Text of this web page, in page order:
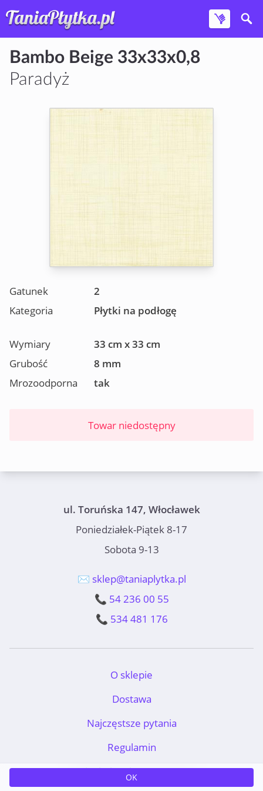
Bambo Beige 33x33x0,8
Paradyż
Gatunek
2
Kategoria
Płytki na podłogę
Wymiary
33 cm x 33 cm
Grubość
8 mm
Mrozoodporna
tak
Towar niedostępny
ul. Toruńska 147, Włocławek
Poniedziałek-Piątek 8-17
Sobota 9-13
✉️ sklep@taniaplytka.pl
📞 54 236 00 55
📞 534 481 176
O sklepie
Dostawa
Najczęstsze pytania
Regulamin
TaniaPłytka.pl © 2011-2026
OK